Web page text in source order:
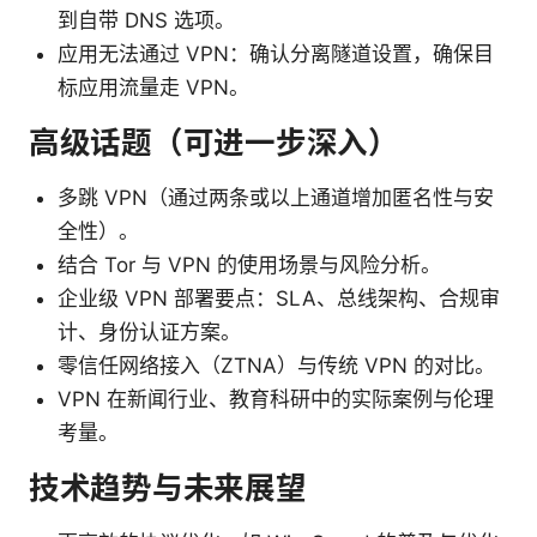
到自带 DNS 选项。
应用无法通过 VPN：确认分离隧道设置，确保目
标应用流量走 VPN。
高级话题（可进一步深入）
多跳 VPN（通过两条或以上通道增加匿名性与安
全性）。
结合 Tor 与 VPN 的使用场景与风险分析。
企业级 VPN 部署要点：SLA、总线架构、合规审
计、身份认证方案。
零信任网络接入（ZTNA）与传统 VPN 的对比。
VPN 在新闻行业、教育科研中的实际案例与伦理
考量。
技术趋势与未来展望